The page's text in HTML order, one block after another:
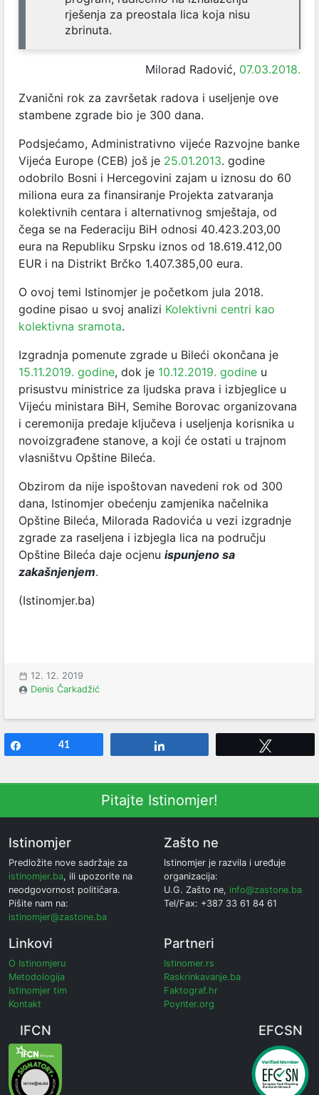
rješenja za preostala lica koja nisu
zbrinuta.
Milorad Radović, 07.03.2018.
Zvanični rok za završetak radova i useljenje ove
stambene zgrade bio je 300 dana.
Podsjećamo, Administrativno vijeće Razvojne banke
Vijeća Europe (CEB) još je 25.01.2013. godine
odobrilo Bosni i Hercegovini zajam u iznosu do 60
miliona eura za finansiranje Projekta zatvaranja
kolektivnih centara i alternativnog smještaja, od
čega se na Federaciju BiH odnosi 40.423.203,00
eura na Republiku Srpsku iznos od 18.619.412,00
EUR i na Distrikt Brčko 1.407.385,00 eura.
O ovoj temi Istinomjer je početkom jula 2018.
godine pisao u svoj analizi Kolektivni centri kao
kolektivna sramota.
Izgradnja pomenute zgrade u Bileći okončana je
15.11.2019. godine, dok je 10.12.2019. godine u
prisustvu ministrice za ljudska prava i izbjeglice u
Vijeću ministara BiH, Semihe Borovac organizovana
i ceremonija predaje ključeva i useljenja korisnika u
novoizgrađene stanove, a koji će ostati u trajnom
vlasništvu Opštine Bileća.
Obzirom da nije ispoštovan navedeni rok od 300
dana, Istinomjer obećenju zamjenika načelnika
Opštine Bileća, Milorada Radovića u vezi izgradnje
zgrade za raseljena i izbjegla lica na području
Opštine Bileća daje ocjenu ispunjeno sa
zakašnjenjem.
(Istinomjer.ba)
12. 12. 2019
Denis Čarkadžić
41
Pitajte Istinomjer!
Istinomjer
Predložite nove sadržaje za
istinomjer.ba, ili upozorite na
neodgovornost političara.
Pišite nam na:
istinomjer@zastone.ba
Zašto ne
Istinomjer je razvila i uređuje
organizacija:
U.G. Zašto ne, info@zastone.ba
Tel/Fax: +387 33 61 84 61
Linkovi
O Istinomjeru
Metodologija
Istinomjer tim
Kontakt
Partneri
Istinomer.rs
Raskrinkavanje.ba
Faktograf.hr
Poynter.org
IFCN EFCSN